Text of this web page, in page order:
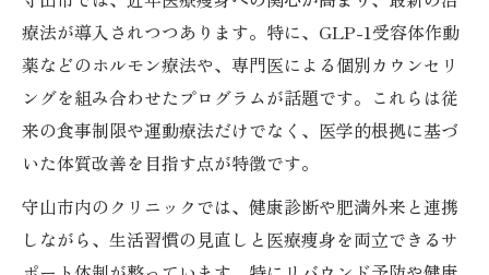
療法が導入されつつあります。特に、GLP-1受容体作動
薬などのホルモン療法や、専門医による個別カウンセリ
ングを組み合わせたプログラムが話題です。これらは従
来の食事制限や運動療法だけでなく、医学的根拠に基づ
いた体質改善を目指す点が特徴です。
守山市内のクリニックでは、健康診断や肥満外来と連携
しながら、生活習慣の見直しと医療痩身を両立できるサ